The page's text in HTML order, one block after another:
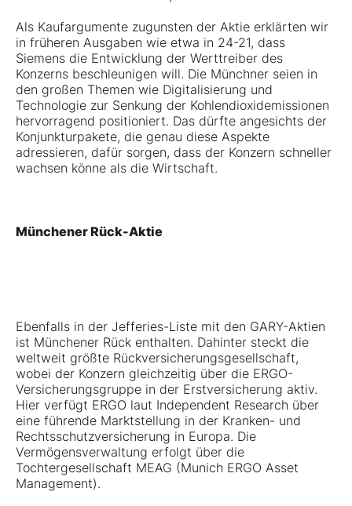
Als Kaufargumente zugunsten der Aktie erklärten wir
in früheren Ausgaben wie etwa in 24-21, dass
Siemens die Entwicklung der Werttreiber des
Konzerns beschleunigen will. Die Münchner seien in
den großen Themen wie Digitalisierung und
Technologie zur Senkung der Kohlendioxidemissionen
hervorragend positioniert. Das dürfte angesichts der
Konjunkturpakete, die genau diese Aspekte
adressieren, dafür sorgen, dass der Konzern schneller
wachsen könne als die Wirtschaft.
Münchener Rück-Aktie
Ebenfalls in der Jefferies-Liste mit den GARY-Aktien
ist Münchener Rück enthalten. Dahinter steckt die
weltweit größte Rückversicherungsgesellschaft,
wobei der Konzern gleichzeitig über die ERGO-
Versicherungsgruppe in der Erstversicherung aktiv.
Hier verfügt ERGO laut Independent Research über
eine führende Marktstellung in der Kranken- und
Rechtsschutzversicherung in Europa. Die
Vermögensverwaltung erfolgt über die
Tochtergesellschaft MEAG (Munich ERGO Asset
Management).